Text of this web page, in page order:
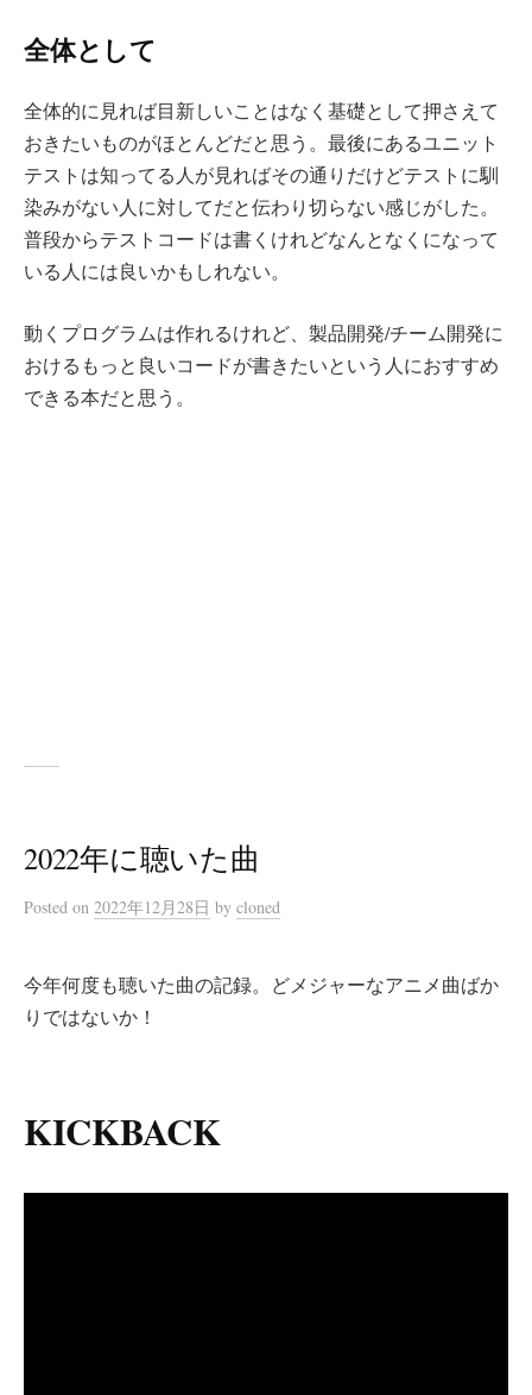
全体として
全体的に見れば目新しいことはなく基礎として押さえて
おきたいものがほとんどだと思う。最後にあるユニット
テストは知ってる人が見ればその通りだけどテストに馴
染みがない人に対してだと伝わり切らない感じがした。
普段からテストコードは書くけれどなんとなくになって
いる人には良いかもしれない。
動くプログラムは作れるけれど、製品開発/チーム開発に
おけるもっと良いコードが書きたいという人におすすめ
できる本だと思う。
2022年に聴いた曲
Posted on 2022年12月28日 by cloned
今年何度も聴いた曲の記録。どメジャーなアニメ曲ばか
りではないか！
KICKBACK